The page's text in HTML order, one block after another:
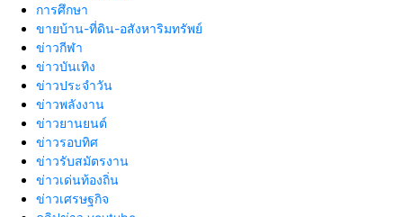
การศึกษา
ขายบ้าน-ที่ดิน-อสังหาริมทรัพย์
ข่าวกีฬา
ข่าวบันเทิง
ข่าวประจำวัน
ข่าวพลังงาน
ข่าวยานยนต์
ข่าวรอบทิศ
ข่าวรับสมัตรงาน
ข่าวเด่นท้องถิ่น
ข่าวเศรษฐกิจ